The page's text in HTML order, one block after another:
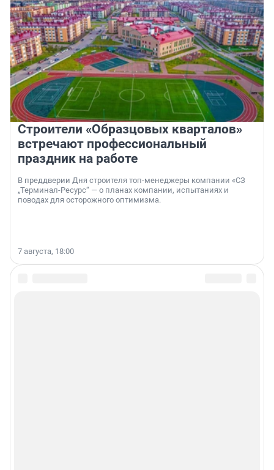
Строители «Образцовых кварталов»
встречают профессиональный
праздник на работе
В преддверии Дня строителя топ-менеджеры компании «СЗ
„Терминал-Ресурс“ — о планах компании, испытаниях и
поводах для осторожного оптимизма.
7 августа, 18:00